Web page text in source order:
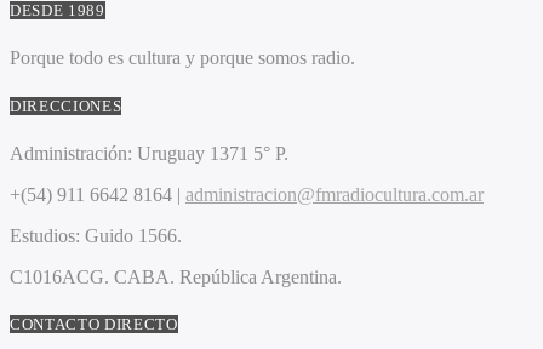
DESDE 1989
Porque todo es cultura y porque somos radio.
DIRECCIONES
Administración: Uruguay 1371 5° P.
+(54) 911 6642 8164 | administracion@fmradiocultura.com.ar
Estudios: Guido 1566.
C1016ACG. CABA. República Argentina.
CONTACTO DIRECTO